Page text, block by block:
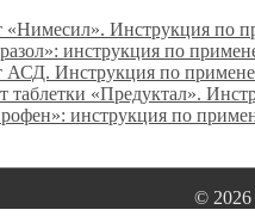
«Нимесил». Инструкция по
инструкция по
АСД. Инструкция по
таблетки «Предуктал».
инструкция по
© 2026